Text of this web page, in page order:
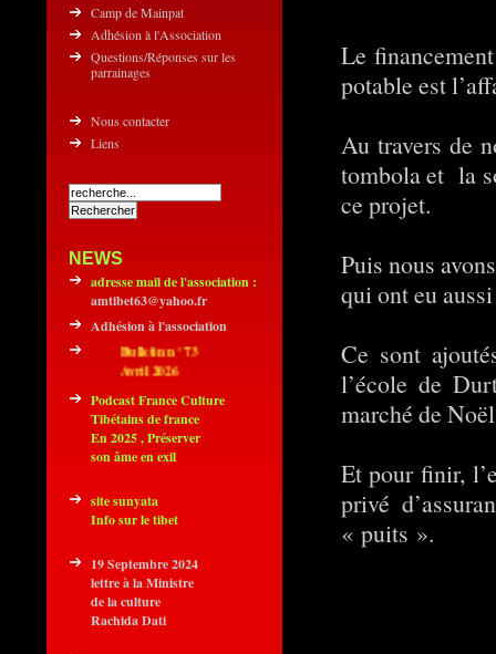
Camp de Mainpat
Adhésion à l'Association
Questions/Réponses sur les
parrainages
Nous contacter
Liens
NEWS
adresse mail de l'association :
amtibet63@yahoo.fr
Adhésion à l'association
Bulletin n° 73
Avril 2026
Podcast France Culture
Tibétains de france
En 2025 , Préserver
son âme en exil
site sunyata
Info sur le tibet
19 Septembre 2024
lettre à la Ministre
de la culture
Rachida Dati
Le
potable est
Au travers de
tombola et la
ce projet.
Puis nous
qui ont eu
Ce sont
l’école de
marché de
Et pour finir,
privé
« puits ».